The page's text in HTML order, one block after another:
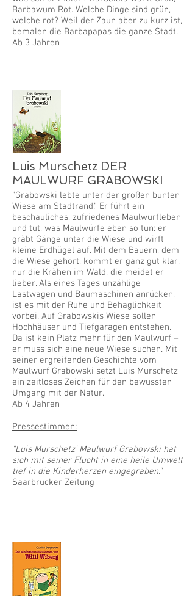
Barbawum Rot. Welche Dinge sind grün,
welche rot? Weil der Zaun aber zu kurz ist,
bemalen die Barbapapas die ganze Stadt.
Ab 3 Jahren
Luis Murschetz DER
MAULWURF GRABOWSKI
"Grabowski lebte unter der großen bunten
Wiese am Stadtrand." Er führt ein
beschauliches, zufriedenes Maulwurfleben
und tut, was Maulwürfe eben so tun: er
gräbt Gänge unter die Wiese und wirft
kleine Erdhügel auf. Mit dem Bauern, dem
die Wiese gehört, kommt er ganz gut klar,
nur die Krähen im Wald, die meidet er
lieber. Als eines Tages unzählige
Lastwagen und Baumaschinen anrücken,
ist es mit der Ruhe und Behaglichkeit
vorbei. Auf Grabowskis Wiese sollen
Hochhäuser und Tiefgaragen entstehen.
Da ist kein Platz mehr für den Maulwurf –
er muss sich eine neue Wiese suchen. Mit
seiner ergreifenden Geschichte vom
Maulwurf Grabowski setzt Luis Murschetz
ein zeitloses Zeichen für den bewussten
Umgang mit der Natur.
Ab 4 Jahren
Pressestimmen:
"Luis Murschetz' Maulwurf Grabowski hat
sich mit seiner Flucht in eine heile Umwelt
tief in die Kinderherzen eingegraben."
Saarbrücker Zeitung